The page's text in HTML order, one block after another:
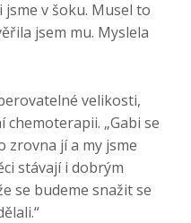
jsme v šoku. Musel to
jsem mu. Myslela
velikosti,
„Gabi se
zrovna jí a my jsme
stávají i dobrým
se budeme snažit se